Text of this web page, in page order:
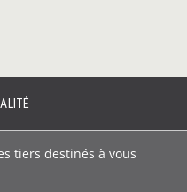
tiers destinés à vous